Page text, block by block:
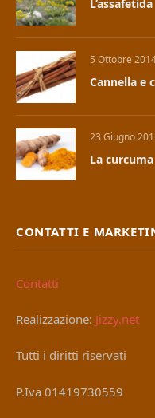
L’assafetida
5 Ottobre
Cannella e
23 Giugno
La
CONTATTI E
Contatti
Realizzazione: Jizzy.net
Tutti i diritti riservati
P.Iva 01419730559